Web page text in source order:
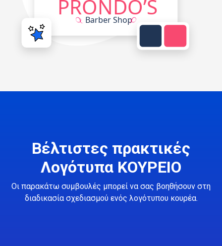
Βέλτιστες πρακτικές
Λογότυπα ΚΟΥΡΕΙΟ
Οι παρακάτω συμβουλές μπορεί να σας βοηθήσουν στη
διαδικασία σχεδιασμού ενός λογότυπου κουρέα.